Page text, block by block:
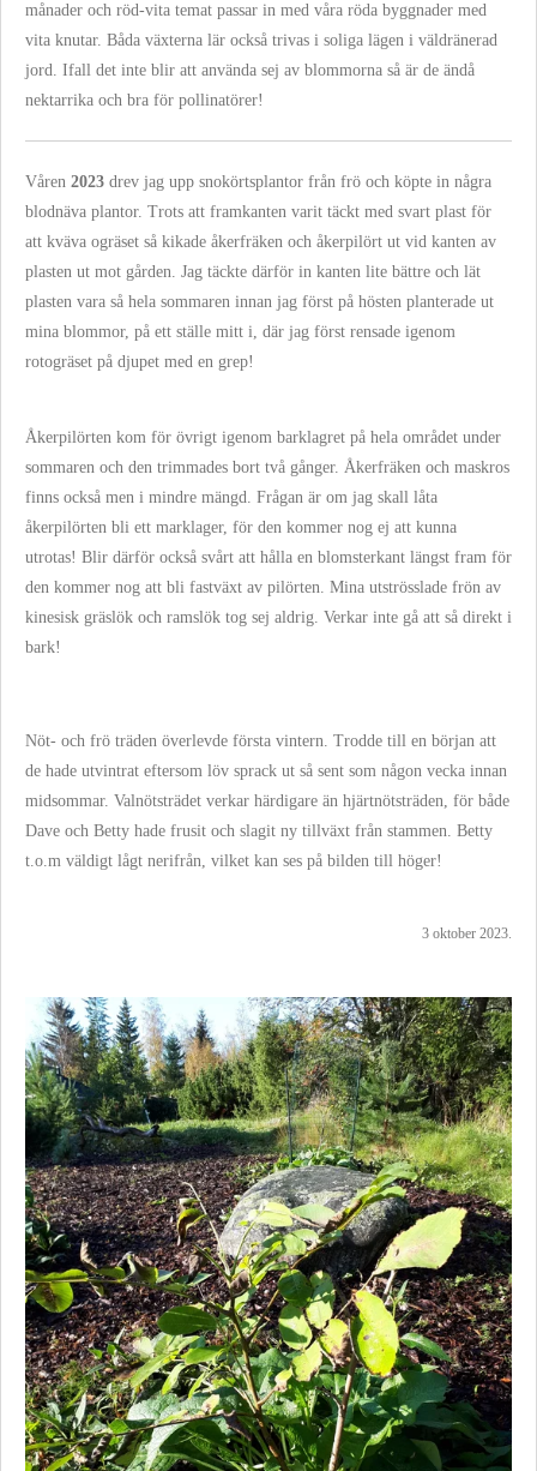
månader och röd-vita temat passar in med våra röda byggnader med
vita knutar. Båda växterna lär också trivas i soliga lägen i väldränerad
jord. Ifall det inte blir att använda sej av blommorna så är de ändå
nektarrika och bra för pollinatörer!
Våren 2023 drev jag upp snokörtsplantor från frö och köpte in några
blodnäva plantor. Trots att framkanten varit täckt med svart plast för
att kväva ogräset så kikade åkerfräken och åkerpilört ut vid kanten av
plasten ut mot gården. Jag täckte därför in kanten lite bättre och lät
plasten vara så hela sommaren innan jag först på hösten planterade ut
mina blommor, på ett ställe mitt i, där jag först rensade igenom
rotogräset på djupet med en grep!
Åkerpilörten kom för övrigt igenom barklagret på hela området under
sommaren och den trimmades bort två gånger. Åkerfräken och maskros
finns också men i mindre mängd. Frågan är om jag skall låta
åkerpilörten bli ett marklager, för den kommer nog ej att kunna
utrotas! Blir därför också svårt att hålla en blomsterkant längst fram för
den kommer nog att bli fastväxt av pilörten. Mina utströsslade frön av
kinesisk gräslök och ramslök tog sej aldrig. Verkar inte gå att så direkt i
bark!
Nöt- och frö träden överlevde första vintern. Trodde till en början att
de hade utvintrat eftersom löv sprack ut så sent som någon vecka innan
midsommar. Valnötsträdet verkar härdigare än hjärtnötsträden, för både
Dave och Betty hade frusit och slagit ny tillväxt från stammen. Betty
t.o.m väldigt lågt nerifrån, vilket kan ses på bilden till höger!
3 oktober 2023.